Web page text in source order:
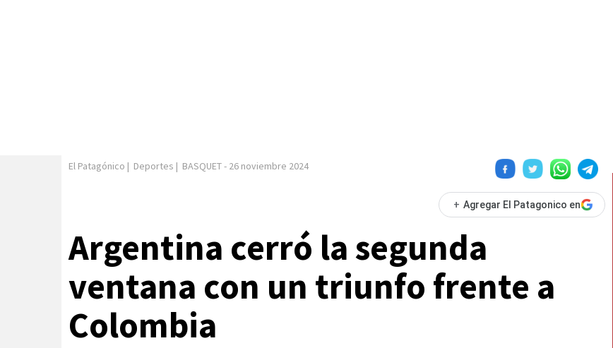
El Patagónico | Deportes | BASQUET- 26 noviembre 2024
+ Agregar El Patagonico en
Argentina cerró la segunda
ventana con un triunfo frente a
Colombia